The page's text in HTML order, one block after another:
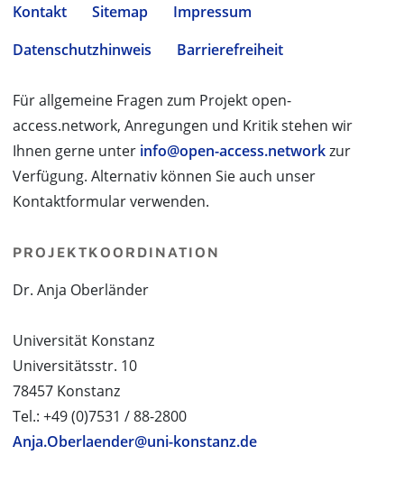
Kontakt Sitemap
Impressum
Datenschutzhinweis
Barrierefreiheit
Für allgemeine Fragen zum Projekt open-
access.network, Anregungen und Kritik stehen wir
Ihnen gerne unter info@open-access.networkzur
Verfügung. Alternativ können Sie auch unser
Kontaktformular verwenden.
PROJEKTKOORDINATION
Dr. Anja Oberländer
Universität Konstanz
Universitätsstr. 10
78457 Konstanz
Tel.: +49 (0)7531 / 88-2800
Anja.Oberlaender@uni-konstanz.de